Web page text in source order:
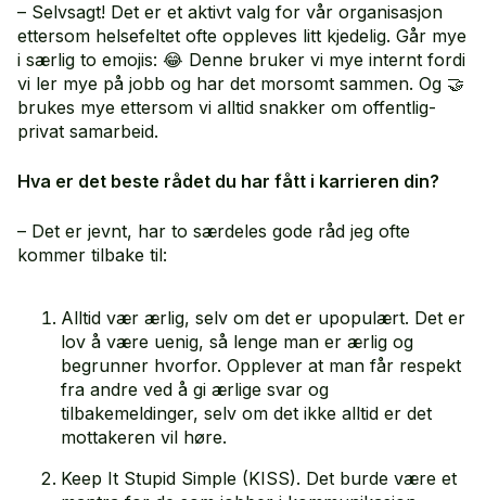
– Selvsagt! Det er et aktivt valg for vår organisasjon
ettersom helsefeltet ofte oppleves litt kjedelig. Går mye
i særlig to emojis: 😂 Denne bruker vi mye internt fordi
vi ler mye på jobb og har det morsomt sammen. Og 🤝
brukes mye ettersom vi alltid snakker om offentlig-
privat samarbeid.
Hva er det beste rådet du har fått i karrieren din?
– Det er jevnt, har to særdeles gode råd jeg ofte
kommer tilbake til:
Alltid vær ærlig, selv om det er upopulært. Det er
lov å være uenig, så lenge man er ærlig og
begrunner hvorfor. Opplever at man får respekt
fra andre ved å gi ærlige svar og
tilbakemeldinger, selv om det ikke alltid er det
mottakeren vil høre.
Keep It Stupid Simple (KISS). Det burde være et